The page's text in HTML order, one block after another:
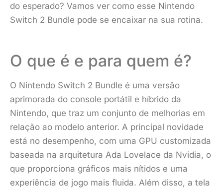
do esperado? Vamos ver como esse Nintendo
Switch 2 Bundle pode se encaixar na sua rotina.
O que é e para quem é?
O Nintendo Switch 2 Bundle é uma versão
aprimorada do console portátil e híbrido da
Nintendo, que traz um conjunto de melhorias em
relação ao modelo anterior. A principal novidade
está no desempenho, com uma GPU customizada
baseada na arquitetura Ada Lovelace da Nvidia, o
que proporciona gráficos mais nítidos e uma
experiência de jogo mais fluida. Além disso, a tela